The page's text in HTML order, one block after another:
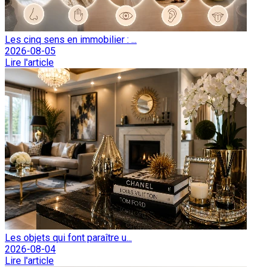
Les cinq sens en immobilier : ...
2026-08-05
Lire l'article
Les objets qui font paraître u...
2026-08-04
Lire l'article